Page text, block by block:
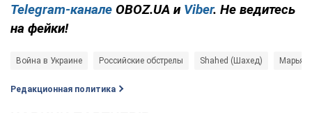
Telegram-канале OBOZ.UA и Viber. Не ведитесь
на фейки!
Война в Украине Российские обстрелы Shahed (Шахед)
Редакционная политика